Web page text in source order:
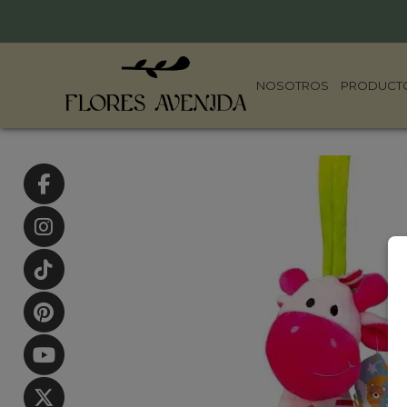
NOSOTROS